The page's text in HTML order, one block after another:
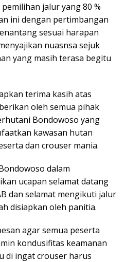
jalur yang 80 %
ini dengan pertimbangan
sesuai harapan
nuasnsa sejuk
yang masih terasa begitu
terima kasih atas
oleh semua pihak
Bondowoso yang
kawasan hutan
dan crouser mania.
dalam
ucapan selamat datang
dan selamat mengikuti jalur
disiapkan oleh panitia.
agar semua peserta
kondusifitas keamanan
di ingat crouser harus